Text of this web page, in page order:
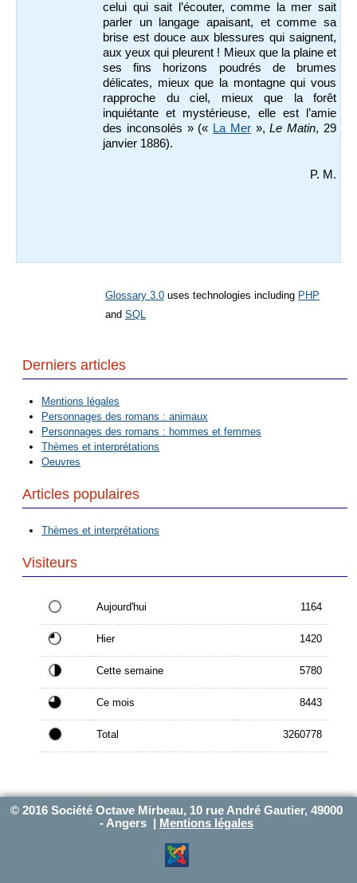
celui qui sait l’écouter, comme la mer sait
parler un langage apaisant, et comme sa
brise est douce aux blessures qui saignent,
aux yeux qui pleurent ! Mieux que la plaine et
ses fins horizons poudrés de brumes
délicates, mieux que la montagne qui vous
rapproche du ciel, mieux que la forêt
inquiétante et mystérieuse, elle est l’amie
des inconsolés » (« La Mer»,Le Matin, 29
janvier 1886).
P. M.
Glossary 3.0 uses technologies including PHP
and SQL
Derniers articles
Mentions légales
Personnages des romans : animaux
Personnages des romans : hommes et femmes
Thèmes et interprétations
Oeuvres
Articles populaires
Thèmes et interprétations
Visiteurs
Aujourd'hui 1164
Hier 1420
Cette semaine 5780
Ce mois 8443
Total 3260778
© 2016 Société Octave Mirbeau, 10 rue André Gautier, 49000
- Angers |
Mentions légales